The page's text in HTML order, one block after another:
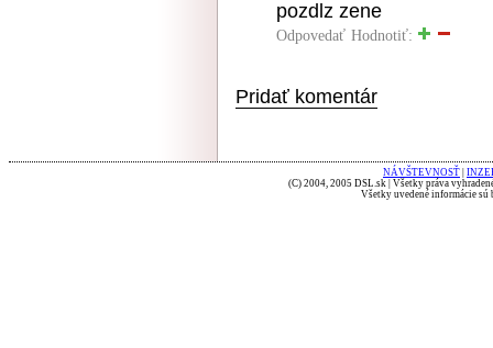
pozdlz zene
Odpovedať Hodnotiť:
Pridať komentár
NÁVŠTEVNOSŤ
(C) 2004, 2005 DSL.sk | Všetky práva
Všetky uvedené informácie sú